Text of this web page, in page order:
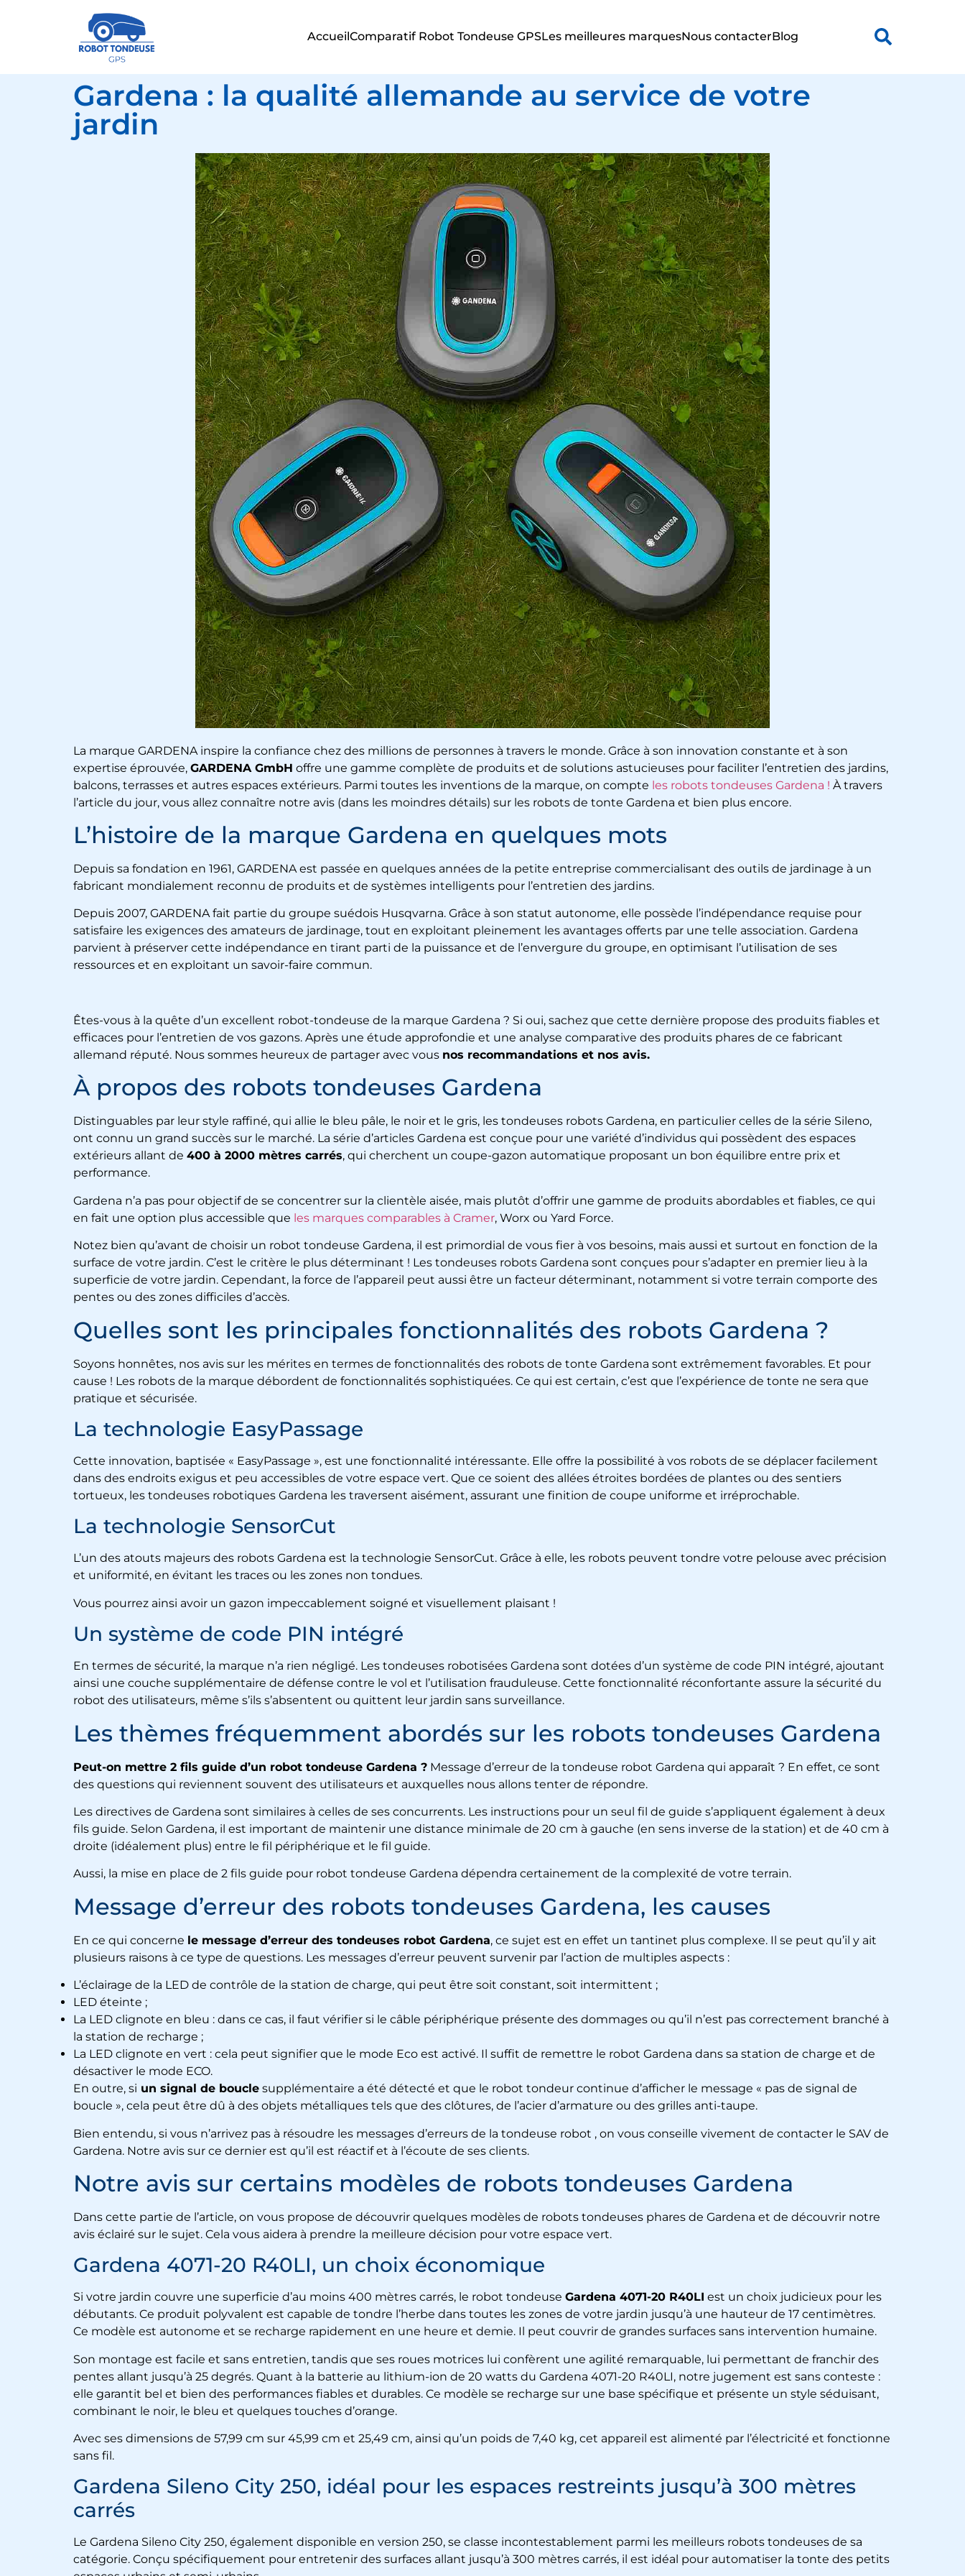
AccueilComparatif Robot Tondeuse GPSLes meilleures marquesNous contacterBlog
Gardena : la qualité allemande au service de votre
jardin
La marque GARDENA inspire la confiance chez des millions de personnes à travers le monde. Grâce à son innovation constante et à son
expertise éprouvée, GARDENA GmbH offre une gamme complète de produits et de solutions astucieuses pour faciliter l’entretien des jardins,
balcons, terrasses et autres espaces extérieurs. Parmi toutes les inventions de la marque, on compte les robots tondeuses Gardena ! À travers
l’article du jour, vous allez connaître notre avis (dans les moindres détails) sur les robots de tonte Gardena et bien plus encore.
L’histoire de la marque Gardena en quelques mots
Depuis sa fondation en 1961, GARDENA est passée en quelques années de la petite entreprise commercialisant des outils de jardinage à un
fabricant mondialement reconnu de produits et de systèmes intelligents pour l’entretien des jardins.
Depuis 2007, GARDENA fait partie du groupe suédois Husqvarna. Grâce à son statut autonome, elle possède l’indépendance requise pour
satisfaire les exigences des amateurs de jardinage, tout en exploitant pleinement les avantages offerts par une telle association. Gardena
parvient à préserver cette indépendance en tirant parti de la puissance et de l’envergure du groupe, en optimisant l’utilisation de ses
ressources et en exploitant un savoir-faire commun.
Êtes-vous à la quête d’un excellent robot-tondeuse de la marque Gardena ? Si oui, sachez que cette dernière propose des produits fiables et
efficaces pour l’entretien de vos gazons. Après une étude approfondie et une analyse comparative des produits phares de ce fabricant
allemand réputé. Nous sommes heureux de partager avec vous nos recommandations et nos avis.
À propos des robots tondeuses Gardena
Distinguables par leur style raffiné, qui allie le bleu pâle, le noir et le gris, les tondeuses robots Gardena, en particulier celles de la série Sileno,
ont connu un grand succès sur le marché. La série d’articles Gardena est conçue pour une variété d’individus qui possèdent des espaces
extérieurs allant de 400 à 2000 mètres carrés, qui cherchent un coupe-gazon automatique proposant un bon équilibre entre prix et
performance.
Gardena n’a pas pour objectif de se concentrer sur la clientèle aisée, mais plutôt d’offrir une gamme de produits abordables et fiables, ce qui
en fait une option plus accessible que les marques comparables à Cramer, Worx ou Yard Force.
Notez bien qu’avant de choisir un robot tondeuse Gardena, il est primordial de vous fier à vos besoins, mais aussi et surtout en fonction de la
surface de votre jardin. C’est le critère le plus déterminant ! Les tondeuses robots Gardena sont conçues pour s’adapter en premier lieu à la
superficie de votre jardin. Cependant, la force de l’appareil peut aussi être un facteur déterminant, notamment si votre terrain comporte des
pentes ou des zones difficiles d’accès.
Quelles sont les principales fonctionnalités des robots Gardena ?
Soyons honnêtes, nos avis sur les mérites en termes de fonctionnalités des robots de tonte Gardena sont extrêmement favorables. Et pour
cause ! Les robots de la marque débordent de fonctionnalités sophistiquées. Ce qui est certain, c’est que l’expérience de tonte ne sera que
pratique et sécurisée.
La technologie EasyPassage
Cette innovation, baptisée « EasyPassage », est une fonctionnalité intéressante. Elle offre la possibilité à vos robots de se déplacer facilement
dans des endroits exigus et peu accessibles de votre espace vert. Que ce soient des allées étroites bordées de plantes ou des sentiers
tortueux, les tondeuses robotiques Gardena les traversent aisément, assurant une finition de coupe uniforme et irréprochable.
La technologie SensorCut
L’un des atouts majeurs des robots Gardena est la technologie SensorCut. Grâce à elle, les robots peuvent tondre votre pelouse avec précision
et uniformité, en évitant les traces ou les zones non tondues.
Vous pourrez ainsi avoir un gazon impeccablement soigné et visuellement plaisant !
Un système de code PIN intégré
En termes de sécurité, la marque n’a rien négligé. Les tondeuses robotisées Gardena sont dotées d’un système de code PIN intégré, ajoutant
ainsi une couche supplémentaire de défense contre le vol et l’utilisation frauduleuse. Cette fonctionnalité réconfortante assure la sécurité du
robot des utilisateurs, même s’ils s’absentent ou quittent leur jardin sans surveillance.
Les thèmes fréquemment abordés sur les robots tondeuses Gardena
Peut-on mettre 2 fils guide d’un robot tondeuse Gardena ? Message d’erreur de la tondeuse robot Gardena qui apparaît ? En effet, ce sont
des questions qui reviennent souvent des utilisateurs et auxquelles nous allons tenter de répondre.
Les directives de Gardena sont similaires à celles de ses concurrents. Les instructions pour un seul fil de guide s’appliquent également à deux
fils guide. Selon Gardena, il est important de maintenir une distance minimale de 20 cm à gauche (en sens inverse de la station) et de 40 cm à
droite (idéalement plus) entre le fil périphérique et le fil guide.
Aussi, la mise en place de 2 fils guide pour robot tondeuse Gardena dépendra certainement de la complexité de votre terrain.
Message d’erreur des robots tondeuses Gardena, les causes
En ce qui concerne le message d’erreur des tondeuses robot Gardena, ce sujet est en effet un tantinet plus complexe. Il se peut qu’il y ait
plusieurs raisons à ce type de questions. Les messages d’erreur peuvent survenir par l’action de multiples aspects :
L’éclairage de la LED de contrôle de la station de charge, qui peut être soit constant, soit intermittent ;
LED éteinte ;
La LED clignote en bleu : dans ce cas, il faut vérifier si le câble périphérique présente des dommages ou qu’il n’est pas correctement branché à
la station de recharge ;
La LED clignote en vert : cela peut signifier que le mode Eco est activé. Il suffit de remettre le robot Gardena dans sa station de charge et de
désactiver le mode ECO.
En outre, si un signal de boucle supplémentaire a été détecté et que le robot tondeur continue d’afficher le message « pas de signal de
boucle », cela peut être dû à des objets métalliques tels que des clôtures, de l’acier d’armature ou des grilles anti-taupe.
Bien entendu, si vous n’arrivez pas à résoudre les messages d’erreurs de la tondeuse robot , on vous conseille vivement de contacter le SAV de
Gardena. Notre avis sur ce dernier est qu’il est réactif et à l’écoute de ses clients.
Notre avis sur certains modèles de robots tondeuses Gardena
Dans cette partie de l’article, on vous propose de découvrir quelques modèles de robots tondeuses phares de Gardena et de découvrir notre
avis éclairé sur le sujet. Cela vous aidera à prendre la meilleure décision pour votre espace vert.
Gardena 4071-20 R40LI, un choix économique
Si votre jardin couvre une superficie d’au moins 400 mètres carrés, le robot tondeuse Gardena 4071-20 R40LI est un choix judicieux pour les
débutants. Ce produit polyvalent est capable de tondre l’herbe dans toutes les zones de votre jardin jusqu’à une hauteur de 17 centimètres.
Ce modèle est autonome et se recharge rapidement en une heure et demie. Il peut couvrir de grandes surfaces sans intervention humaine.
Son montage est facile et sans entretien, tandis que ses roues motrices lui confèrent une agilité remarquable, lui permettant de franchir des
pentes allant jusqu’à 25 degrés. Quant à la batterie au lithium-ion de 20 watts du Gardena 4071-20 R40LI, notre jugement est sans conteste :
elle garantit bel et bien des performances fiables et durables. Ce modèle se recharge sur une base spécifique et présente un style séduisant,
combinant le noir, le bleu et quelques touches d’orange.
Avec ses dimensions de 57,99 cm sur 45,99 cm et 25,49 cm, ainsi qu’un poids de 7,40 kg, cet appareil est alimenté par l’électricité et fonctionne
sans fil.
Gardena Sileno City 250, idéal pour les espaces restreints jusqu’à 300 mètres
carrés
Le Gardena Sileno City 250, également disponible en version 250, se classe incontestablement parmi les meilleurs robots tondeuses de sa
catégorie. Conçu spécifiquement pour entretenir des surfaces allant jusqu’à 300 mètres carrés, il est idéal pour automatiser la tonte des petits